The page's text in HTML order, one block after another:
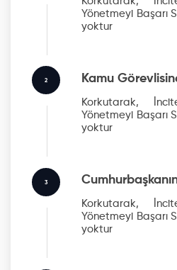
Yönetmeyi Başarı
yoktur
2 Kamu
Korkutarak,
Yönetmeyi Başarı
yoktur
3
Korkutarak,
Yönetmeyi Başarı
yoktur